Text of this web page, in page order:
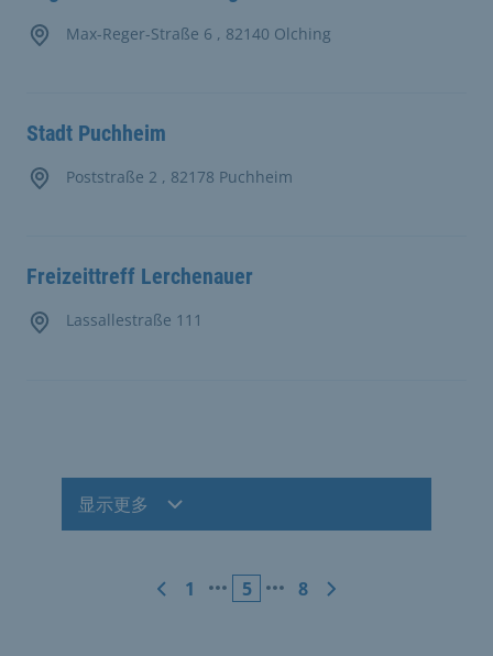
Max-Reger-Straße 6 , 82140 Olching
Stadt Puchheim
Poststraße 2 , 82178 Puchheim
Freizeittreff Lerchenauer
Lassallestraße 111
显示更多
1 5 8